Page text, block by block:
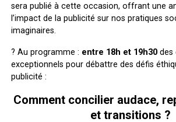
sera publié à cette occasion, offrant une
l’impact de la publicité sur nos pratiques
imaginaires.
? Au programme : entre 18h et 19h30des
exceptionnels pour débattre des défis
publicité :
Comment concilier audace,
et transitions ?